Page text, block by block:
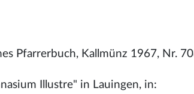
Pfarrerbuch, Kallmünz 1967, Nr.
Illustre" in Lauingen, in: